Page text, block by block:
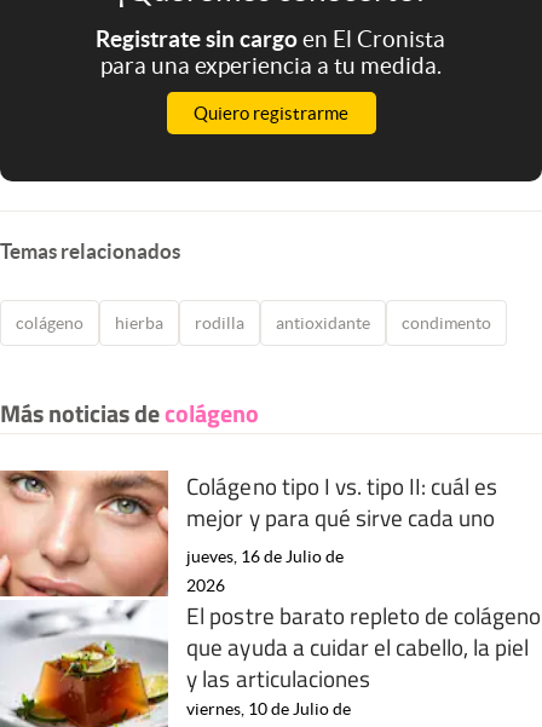
Registrate sin cargoen El Cronista
para una experiencia a tu medida.
Quiero registrarme
Temas relacionados
colágeno hierba rodilla antioxidante condimento
Más noticias decolágeno
Colágeno tipo I vs. tipo II: cuál es
mejor y para qué sirve cada uno
jueves, 16 de Julio de
2026
El postre barato repleto de colágeno
que ayuda a cuidar el cabello, la piel
y las articulaciones
viernes, 10 de Julio de